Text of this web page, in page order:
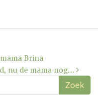
Brina
nu de mama nog…